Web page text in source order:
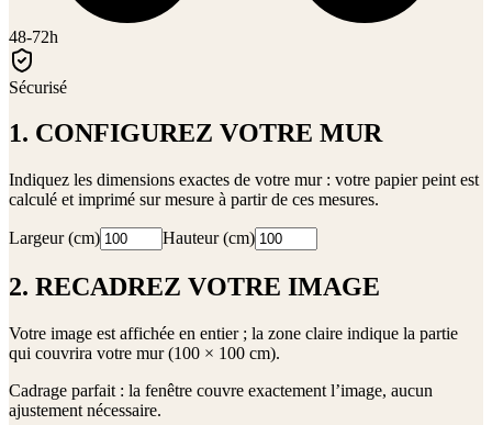
48-72h
Sécurisé
1. CONFIGUREZ VOTRE MUR
Indiquez les dimensions exactes de votre mur : votre papier peint est
calculé et imprimé sur mesure à partir de ces mesures.
Largeur (cm) Hauteur (cm)
2. RECADREZ VOTRE IMAGE
Votre image est affichée en entier ; la zone claire indique la partie
qui couvrira votre mur (100 × 100 cm).
Cadrage parfait : la fenêtre couvre exactement l’image, aucun
ajustement nécessaire.